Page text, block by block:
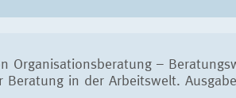
Organisationsberatung –
in der Arbeitswelt.